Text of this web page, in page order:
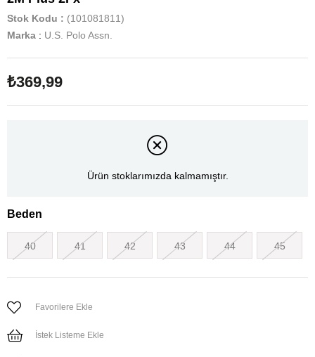
Stok Kodu
(101081811)
Marka : U.S. Polo Assn.
₺369,99
Ürün stoklarımızda kalmamıştır.
Beden
40 41 42 43 44 45
Favorilere Ekle
İstek Listeme Ekle